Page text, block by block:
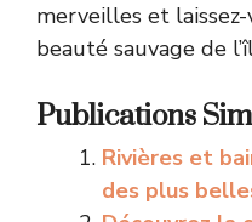
merveilles et
beauté sauvage de
Publications
Rivières et
des plus